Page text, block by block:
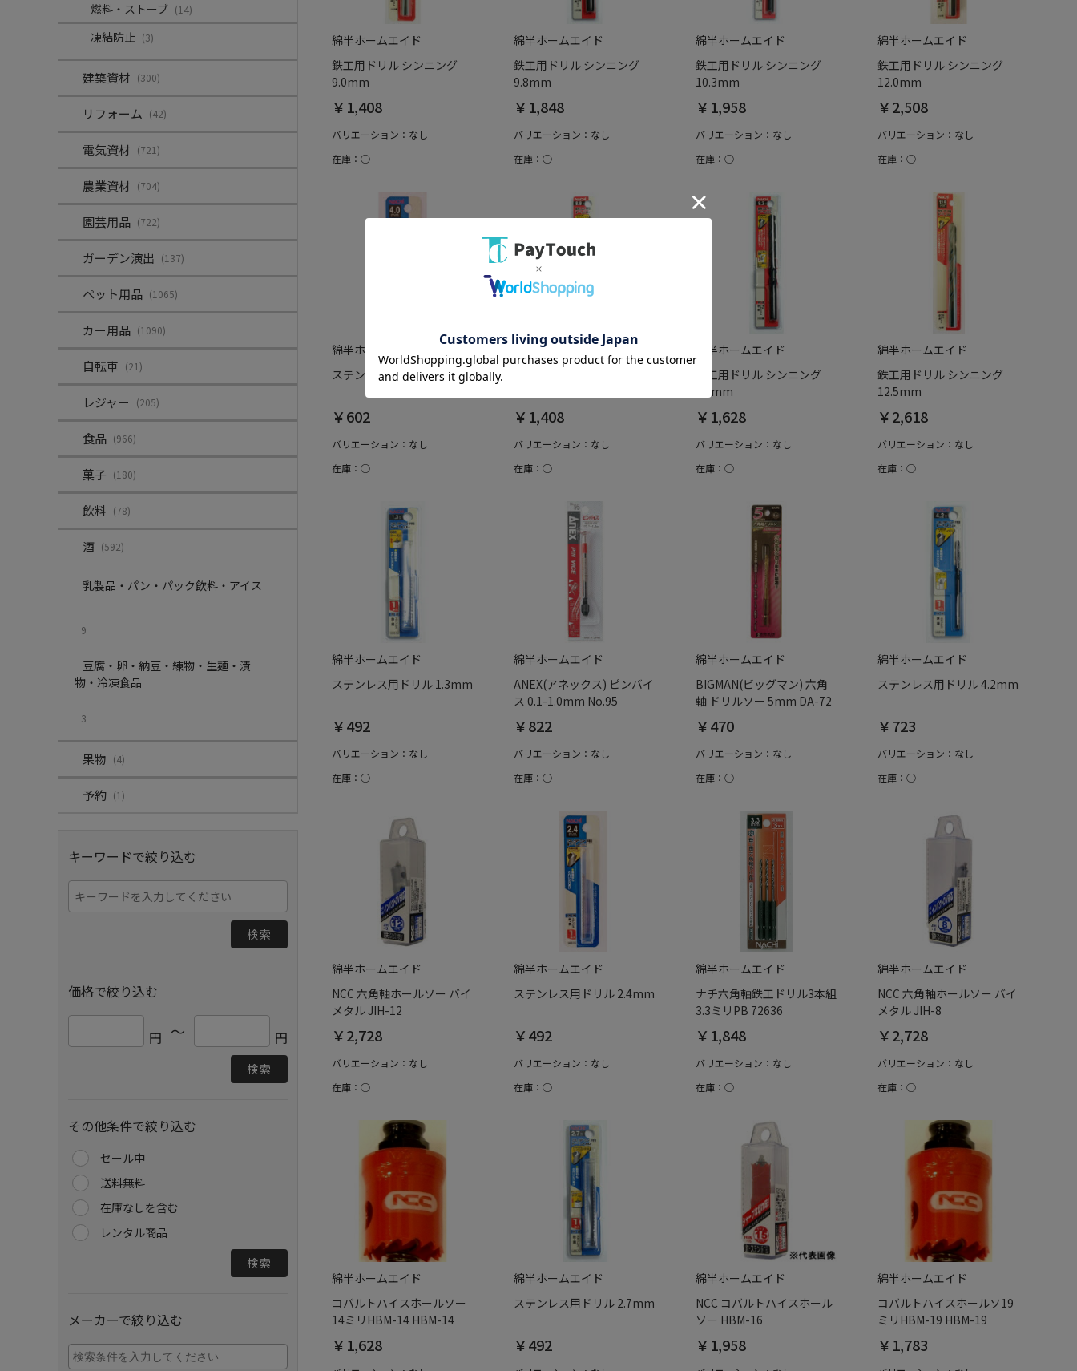
燃料・ストーブ (14)
凍結防止 (3)
建築資材 (300)
リフォーム (42)
電気資材 (721)
農業資材 (704)
園芸用品 (722)
ガーデン演出 (137)
ペット用品 (1065)
カー用品 (1090)
自転車 (21)
レジャー (205)
食品 (966)
菓子 (180)
飲料 (78)
酒 (592)
乳製品・パン・パック飲料・アイス
9
豆腐・卵・納豆・練物・生麺・漬
物・冷凍食品
3
果物 (4)
予約 (1)
キーワードで絞り込む
検索
価格で絞り込む
円 ～ 円
検索
その他条件で絞り込む
セール中
送料無料
在庫なしを含む
レンタル商品
検索
メーカーで絞り込む
綿半ホームエイド
鉄工用ドリル シンニング
9.0mm
￥1,408
バリエーション：なし
在庫：○
綿半ホームエイド
鉄工用ドリル シンニング
9.8mm
￥1,848
バリエーション：なし
在庫：○
綿半ホームエイド
鉄工用ドリル シンニング
10.3mm
￥1,958
バリエーション：なし
在庫：○
綿半ホームエイド
鉄工用ドリル シンニング
12.0mm
￥2,508
バリエーション：なし
在庫：○
綿半ホームエイド
ステンレス用ドリル 4.0mm
￥602
バリエーション：なし
在庫：○
綿半ホームエイド
￥1,408
バリエーション：なし
在庫：○
綿半ホームエイド
鉄工用ドリル シンニング
9.2mm
￥1,628
バリエーション：なし
在庫：○
綿半ホームエイド
鉄工用ドリル シンニング
12.5mm
￥2,618
バリエーション：なし
在庫：○
綿半ホームエイド
ステンレス用ドリル 1.3mm
￥492
バリエーション：なし
在庫：○
綿半ホームエイド
ANEX(アネックス) ピンバイ
ス 0.1-1.0mm No.95
￥822
バリエーション：なし
在庫：○
綿半ホームエイド
BIGMAN(ビッグマン) 六角
軸 ドリルソー 5mm DA-72
￥470
バリエーション：なし
在庫：○
綿半ホームエイド
ステンレス用ドリル 4.2mm
￥723
バリエーション：なし
在庫：○
綿半ホームエイド
NCC 六角軸ホールソー バイ
メタル JIH-12
￥2,728
バリエーション：なし
在庫：○
綿半ホームエイド
ステンレス用ドリル 2.4mm
￥492
バリエーション：なし
在庫：○
綿半ホームエイド
ナチ六角軸鉄工ドリル3本組
3.3ミリPB 72636
￥1,848
バリエーション：なし
在庫：○
綿半ホームエイド
NCC 六角軸ホールソー バイ
メタル JIH-8
￥2,728
バリエーション：なし
在庫：○
綿半ホームエイド
コバルトハイスホールソー
14ミリHBM-14 HBM-14
￥1,628
綿半ホームエイド
ステンレス用ドリル 2.7mm
￥492
綿半ホームエイド
NCC コバルトハイスホール
ソー HBM-16
￥1,958
綿半ホームエイド
コバルトハイスホールソ19
ミリHBM-19 HBM-19
￥1,783